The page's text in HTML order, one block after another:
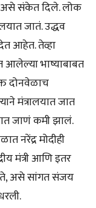
असे संकेत दिले. लोक
जातं. उद्धव
आहेत. तेव्हा
आलेल्या भाष्याबाबत
दोनवेळाच
मंत्रालयात जात
जाणं कमी झालं.
नरेंद्र मोदीही
मंत्री आणि इतर
असे सांगत संजय